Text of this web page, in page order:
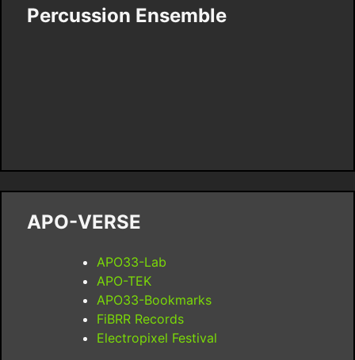
Percussion Ensemble
APO-VERSE
APO33-Lab
APO-TEK
APO33-Bookmarks
FiBRR Records
Electropixel Festival